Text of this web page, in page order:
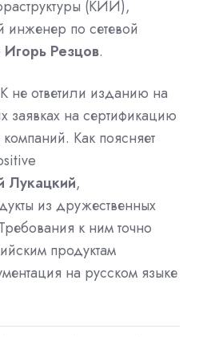
(КИИ),
инженер по сетевой
Игорь Резцов.
не ответили изданию на
заявках на сертификацию
Как поясняет
Лукацкий,
из дружественных
к ним точно
продуктам
на русском языке